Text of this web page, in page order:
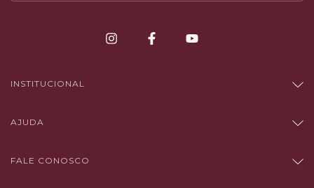
INSTITUCIONAL
AJUDA
FALE CONOSCO